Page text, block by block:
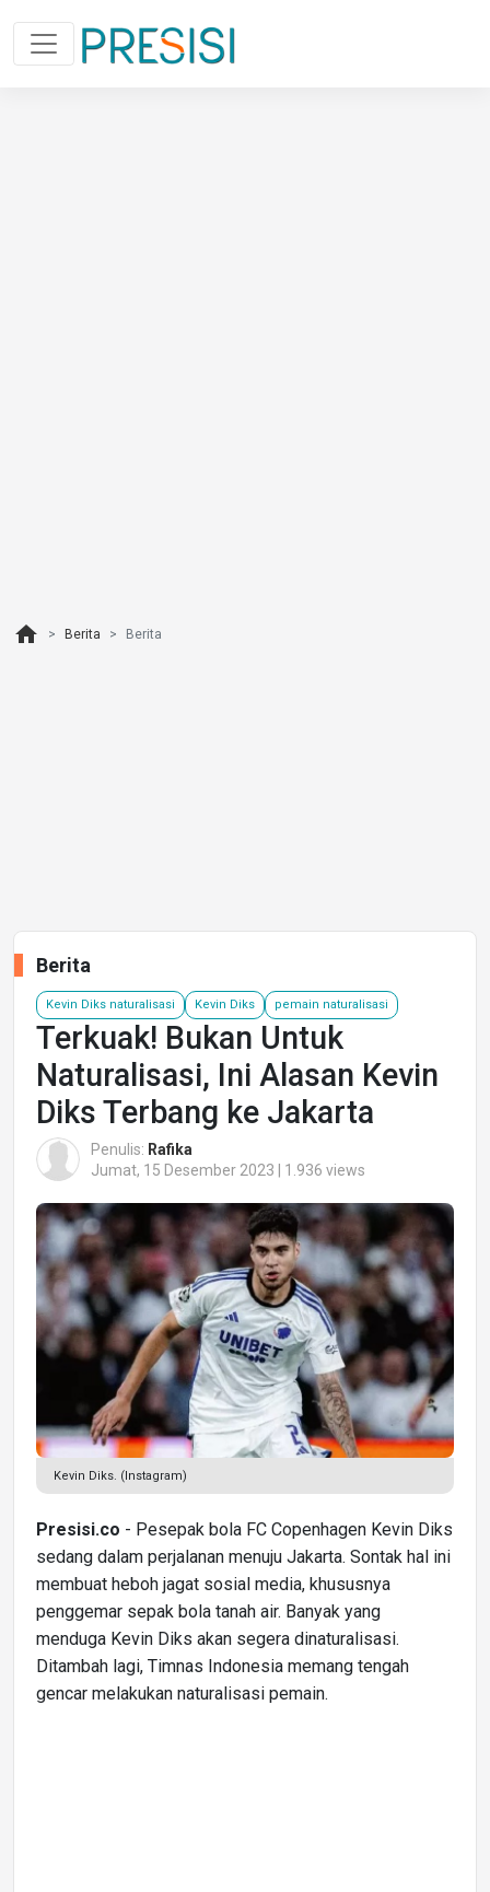
home Berita Berita
Berita
Kevin Diks naturalisasi Kevin Diks pemain naturalisasi
Terkuak! Bukan Untuk
Naturalisasi, Ini Alasan Kevin
Diks Terbang ke Jakarta
Penulis: Rafika
Jumat, 15 Desember 2023 | 1.936 views
Kevin Diks. (Instagram)
Presisi.co - Pesepak bola FC Copenhagen Kevin Diks
sedang dalam perjalanan menuju Jakarta. Sontak hal ini
membuat heboh jagat sosial media, khususnya
penggemar sepak bola tanah air. Banyak yang
menduga Kevin Diks akan segera dinaturalisasi.
Ditambah lagi, Timnas Indonesia memang tengah
gencar melakukan naturalisasi pemain.